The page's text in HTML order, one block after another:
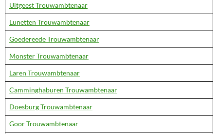
Uitgeest Trouwambtenaar
Lunetten Trouwambtenaar
Goedereede Trouwambtenaar
Monster Trouwambtenaar
Laren Trouwambtenaar
Camminghaburen Trouwambtenaar
Doesburg Trouwambtenaar
Goor Trouwambtenaar